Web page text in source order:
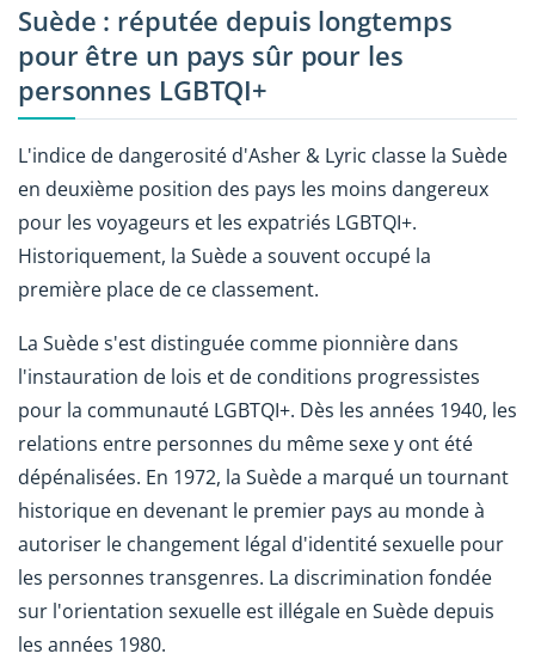
Suède : réputée depuis longtemps
pour être un pays sûr pour les
personnes LGBTQI+
L'indice de dangerosité d'Asher & Lyric classe la Suède
en deuxième position des pays les moins dangereux
pour les voyageurs et les expatriés LGBTQI+.
Historiquement, la Suède a souvent occupé la
première place de ce classement.
La Suède s'est distinguée comme pionnière dans
l'instauration de lois et de conditions progressistes
pour la communauté LGBTQI+. Dès les années 1940, les
relations entre personnes du même sexe y ont été
dépénalisées. En 1972, la Suède a marqué un tournant
historique en devenant le premier pays au monde à
autoriser le changement légal d'identité sexuelle pour
les personnes transgenres. La discrimination fondée
sur l'orientation sexuelle est illégale en Suède depuis
les années 1980.